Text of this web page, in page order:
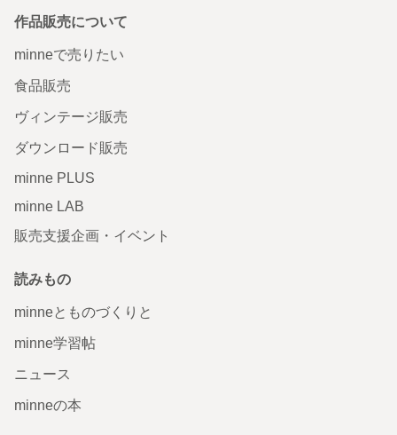
作品販売について
minneで売りたい
食品販売
ヴィンテージ販売
ダウンロード販売
minne PLUS
minne LAB
販売支援企画・イベント
読みもの
minneとものづくりと
minne学習帖
ニュース
minneの本